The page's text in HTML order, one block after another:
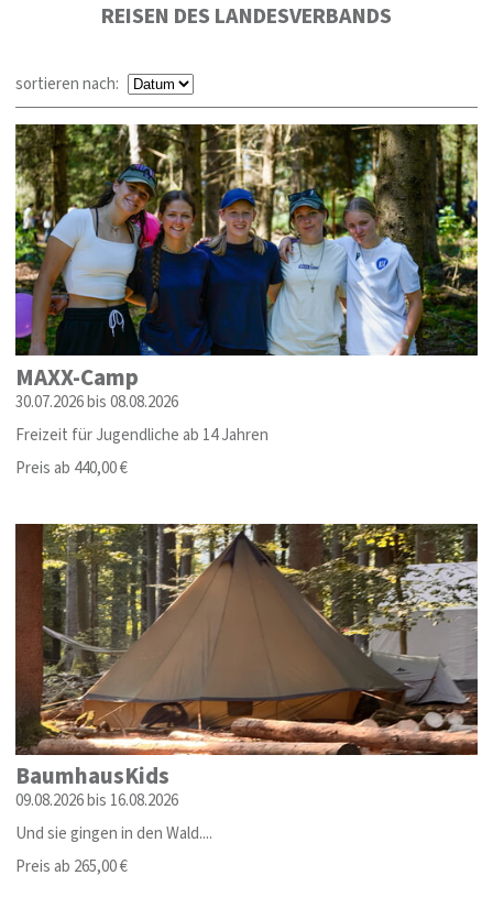
REISEN DES LANDESVERBANDS
sortieren nach:
MAXX-Camp
30.07.2026 bis 08.08.2026
Freizeit für Jugendliche ab 14 Jahren
Preis ab 440,00 €
BaumhausKids
09.08.2026 bis 16.08.2026
Und sie gingen in den Wald....
Preis ab 265,00 €